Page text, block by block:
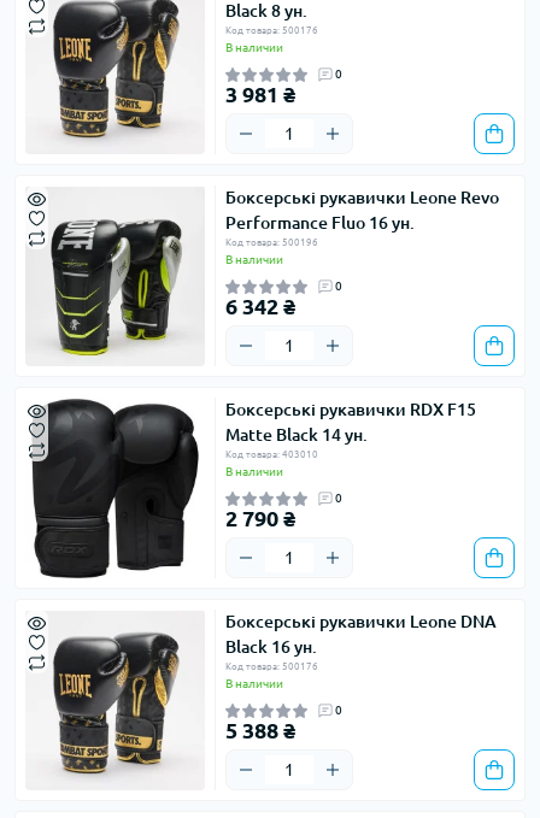
Black 8 ун.
Код товара: 500176
В наличии
0
3 981 ₴
Боксерські рукавички Leone Revo
Performance Fluo 16 ун.
Код товара: 500196
В наличии
0
6 342 ₴
Боксерські рукавички RDX F15
Matte Black 14 ун.
Код товара: 403010
В наличии
0
2 790 ₴
Боксерські рукавички Leone DNA
Black 16 ун.
Код товара: 500176
В наличии
0
5 388 ₴